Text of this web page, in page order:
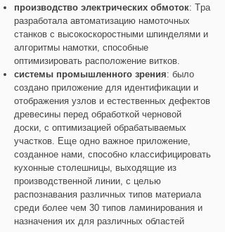
производство электрических обмоток: Tpa
разработала автоматизацию намоточных
станков с высокоскоростными шпинделями и
алгоритмы намотки, способные
оптимизировать расположение витков.
системы промышленного зрения: было
создано приложение для идентификации и
отображения узлов и естественных дефектов
древесины перед обработкой черновой
доски, с оптимизацией обрабатываемых
участков. Еще одно важное приложение,
созданное нами, способно классифицировать
кухонные столешницы, выходящие из
производственной линии, с целью
распознавания различных типов материала
среди более чем 30 типов ламинирования и
назначения их для различных областей